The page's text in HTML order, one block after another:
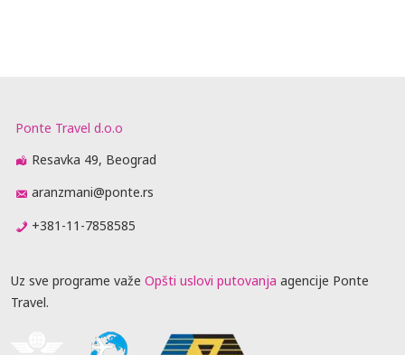
Ponte Travel d.o.o
Resavka 49, Beograd
aranzmani@ponte.rs
+381-11-7858585
Uz sve programe važe Opšti uslovi putovanja agencije Ponte
Travel.